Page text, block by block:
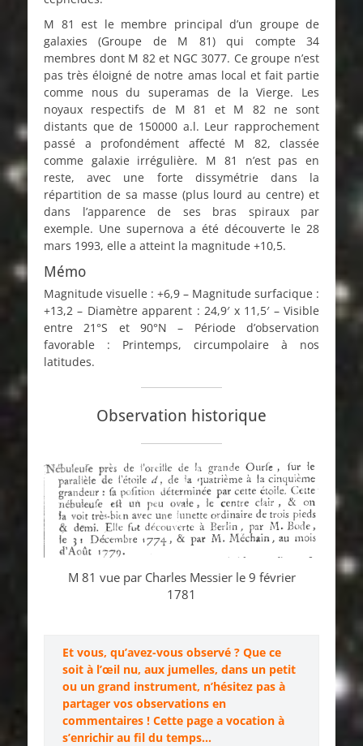
M 81 est le membre principal d’un groupe de
galaxies (Groupe de M 81) qui compte 34
membres dont M 82 et NGC 3077. Ce groupe n’est
pas très éloigné de notre amas local et fait partie
comme nous du superamas de la Vierge. Les
noyaux respectifs de M 81 et M 82 ne sont
distants que de 150000 a.l. Leur rapprochement
passé a profondément affecté M 82, classée
comme galaxie irrégulière. M 81 n’est pas en
reste, avec une forte dissymétrie dans la
répartition de sa masse (plus lourd au centre) et
dans l’apparence de ses bras spiraux par
exemple. Une supernova a été découverte le 28
mars 1993, elle a atteint la magnitude +10,5.
Mémo
Magnitude visuelle : +6,9 – Magnitude surfacique :
+13,2 – Diamètre apparent : 24,9′ x 11,5′ – Visible
entre 21°S et 90°N – Période d’observation
favorable : Printemps, circumpolaire à nos
latitudes.
Observation historique
M 81 vue par Charles Messier le 9 février
1781
Et vous, qu’avez-vous observé ? Que ce
soit à l’œil nu, aux jumelles, dans un petit
ou un grand instrument, n’hésitez pas à
partager vos observations en
commentaires ! Cette page a vocation à
s’enrichir au fil du temps…